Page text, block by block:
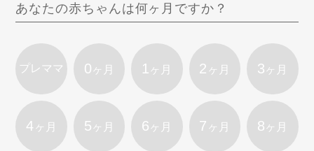
あなたの赤ちゃんは何ヶ月ですか？
プレママ 0 ヶ月 1 ヶ月 2 ヶ月 3 ヶ月
4 ヶ月 5 ヶ月 6 ヶ月 7 ヶ月 8 ヶ月